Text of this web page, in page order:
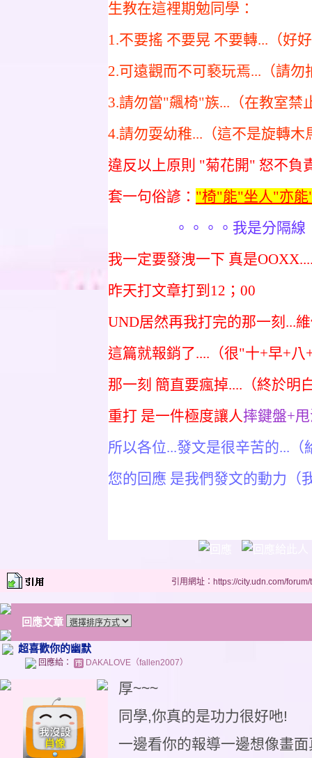
生教在這裡期勉同學：
1.不要搖 不要晃 不要轉...（好
2.可遠觀而不可褻玩焉...（請勿
3.請勿當"飆椅"族...（在教室禁
4.請勿耍幼稚...（這不是旋轉木
違反以上原則 "菊花開" 怒不負
套一句俗諺： "椅"能"坐人"亦
。。。。我是分隔線
我一定要發洩一下 真是
昨天打文章打到12；00
UND居然再我打完的那一刻...
這篇就報銷了....（很"十+早+八
那一刻 簡直要瘋掉....（終於明
重打 是一件極度讓人摔鍵盤+
所以各位...發文是很辛苦的...（
您的回應 是我們發文的動力（
引用網址：https://city.udn.com/
回應文章
超喜歡你的幽默
回應給： DAKALOVE（fallen2007）
厚~~~
同學,你真的是功力很好吔!
一邊看你的報導一邊想像畫